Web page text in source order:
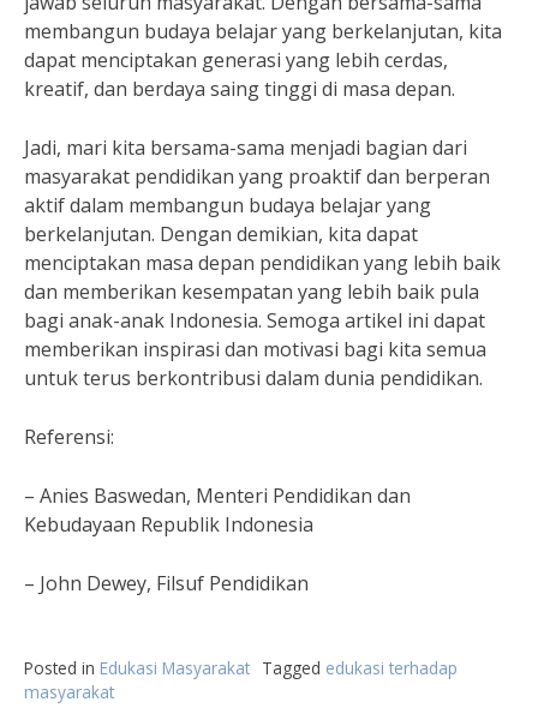
membangun budaya belajar yang berkelanjutan, kita
dapat menciptakan generasi yang lebih cerdas,
kreatif, dan berdaya saing tinggi di masa depan.
Jadi, mari kita bersama-sama menjadi bagian dari
masyarakat pendidikan yang proaktif dan berperan
aktif dalam membangun budaya belajar yang
berkelanjutan. Dengan demikian, kita dapat
menciptakan masa depan pendidikan yang lebih baik
dan memberikan kesempatan yang lebih baik pula
bagi anak-anak Indonesia. Semoga artikel ini dapat
memberikan inspirasi dan motivasi bagi kita semua
untuk terus berkontribusi dalam dunia pendidikan.
Referensi:
– Anies Baswedan, Menteri Pendidikan dan
Kebudayaan Republik Indonesia
– John Dewey, Filsuf Pendidikan
Posted in Edukasi Masyarakat Tagged edukasi terhadap
masyarakat